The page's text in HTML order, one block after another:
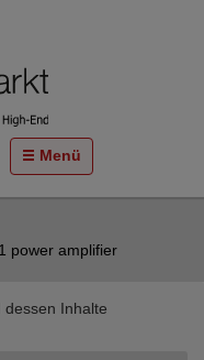
Menü
power amplifier
dessen Inhalte